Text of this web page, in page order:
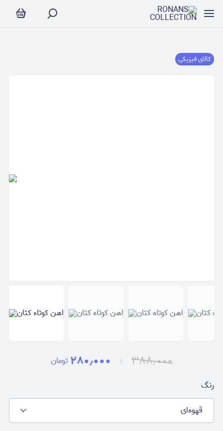
کالای فیزیکی
۳۸۸٫۰۰۰ ۲۸۰٫۰۰۰ تومان
رنگ
قهوه‌ای